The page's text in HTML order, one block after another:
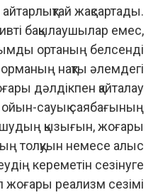
жақсартады.
бақылаушылар емес,
ортаның белсенді
нақты әлемдегі
дәлдікпен қайталау
ойын-сауық саябағының
қызығын, жоғары
толқуын немесе алыс
кереметін сезінуге
жоғары реализм сезімі